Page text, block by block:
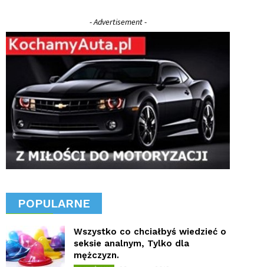
- Advertisement -
POPULARNE
Wszystko co chciałbyś wiedzieć o
seksie analnym, Tylko dla
mężczyzn.